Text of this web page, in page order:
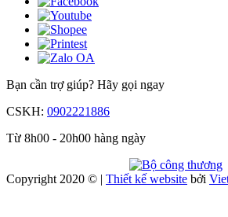
Bạn cần trợ giúp? Hãy gọi ngay
CSKH: 0902221886
Từ 8h00 - 20h00 hàng ngày
Copyright 2020 © | Thiết kế website bởi